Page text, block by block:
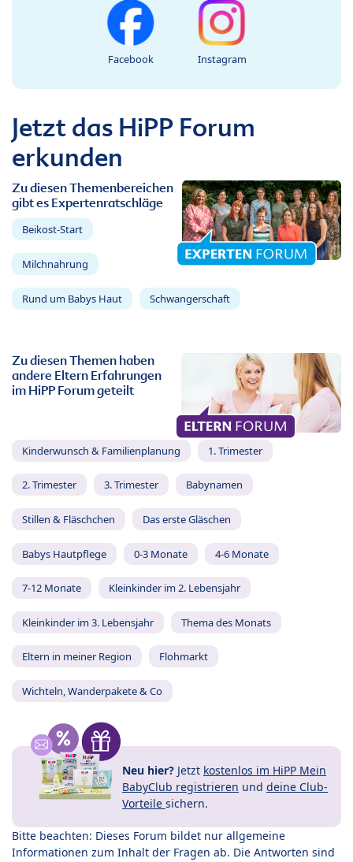
Facebook Instagram
Jetzt das HiPP Forum
erkunden
Zu diesen Themenbereichen
gibt es Expertenratschläge
Beikost-Start
Milchnahrung
Rund um Babys Haut Schwangerschaft
Zu diesen Themen haben
andere Eltern Erfahrungen
im HiPP Forum geteilt
Kinderwunsch & Familienplanung 1. Trimester
2. Trimester 3. Trimester Babynamen
Stillen & Fläschchen Das erste Gläschen
Babys Hautpflege 0-3 Monate 4-6 Monate
7-12 Monate Kleinkinder im 2. Lebensjahr
Kleinkinder im 3. Lebensjahr Thema des Monats
Eltern in meiner Region Flohmarkt
Wichteln, Wanderpakete & Co
Neu hier? Jetzt kostenlos im HiPP Mein
BabyClub registrieren und deine Club-
Vorteile sichern.
Bitte beachten: Dieses Forum bildet nur allgemeine
Informationen zum Inhalt der Fragen ab. Die Antworten sind